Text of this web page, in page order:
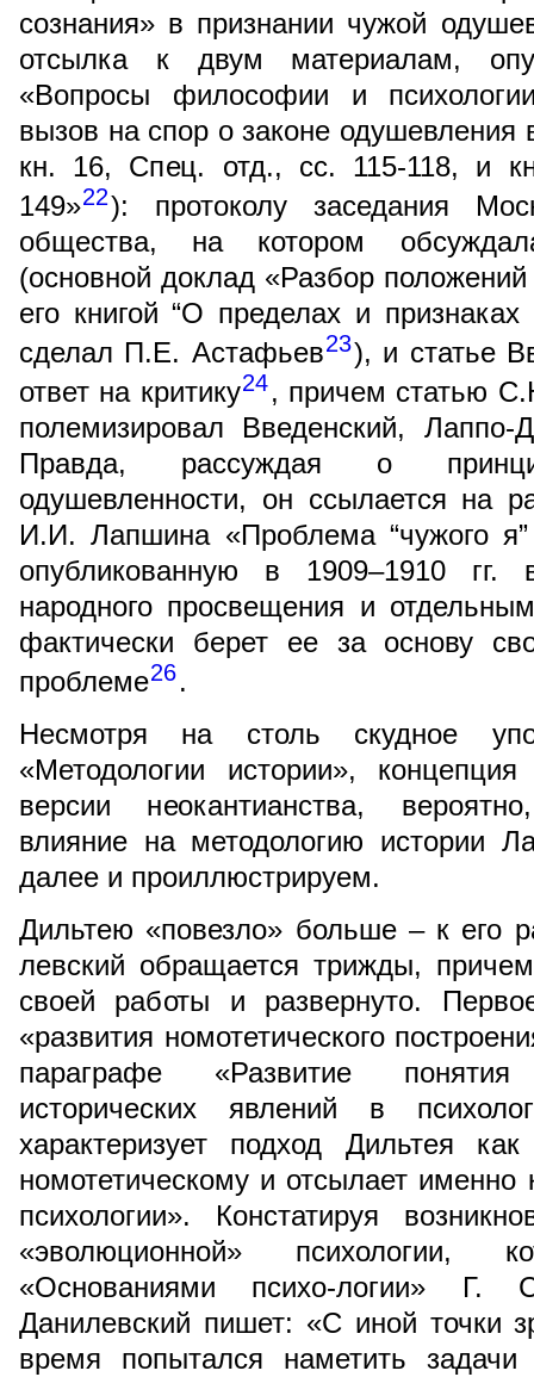
сознания» в признании чужой
отсылка к двум материалам,
«Вопросы философии и
вызов на спор о законе
кн. 16, Спец. отд., сс. 115-118, и
149»22): протоколу заседания
общества, на котором
(основной доклад «Разбор
его книгой “О пределах и
сделал П.Е. Астафьев23), и статье
ответ на критику24, причем статью
полемизировал Введенский, Лаппо-
Правда, рассуждая о
одушевленности, он ссылается на
И.И. Лапшина «Проблема “чужого
опубликованную в 1909–1910 гг.
народного просвещения и
фактически берет ее за основу
проблеме26.
Несмотря на столь скудное
«Методологии истории»,
версии неокантианства,
влияние на методологию истории
далее и проиллюстрируем.
Дильтею «повезло» больше – к его
левский обращается трижды,
своей работы и развернуто.
«развития номотетического
параграфе «Развитие понятия
исторических явлений в
характеризует подход Дильтея
номотетическому и отсылает именно
психологии». Констатируя
«эволюционной» психологии,
«Основаниями психо-логии» Г.
Данилевский пишет: «С иной точки
время попытался наметить задачи